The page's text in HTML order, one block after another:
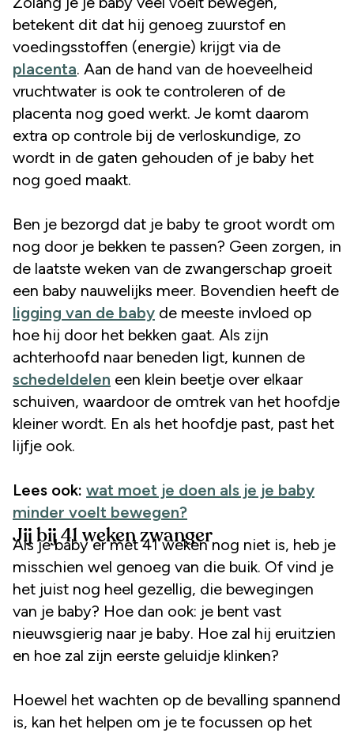
betekent dit dat hij genoeg zuurstof en
voedingsstoffen (energie) krijgt via de
placenta. Aan de hand van de hoeveelheid
vruchtwater is ook te controleren of de
placenta nog goed werkt. Je komt daarom
extra op controle bij de verloskundige, zo
wordt in de gaten gehouden of je baby het
nog goed maakt.
Ben je bezorgd dat je baby te groot wordt om
nog door je bekken te passen? Geen zorgen, in
de laatste weken van de zwangerschap groeit
een baby nauwelijks meer. Bovendien heeft de
ligging van de baby de meeste invloed op
hoe hij door het bekken gaat. Als zijn
achterhoofd naar beneden ligt, kunnen de
schedeldelen een klein beetje over elkaar
schuiven, waardoor de omtrek van het hoofdje
kleiner wordt. En als het hoofdje past, past het
lijfje ook.
Lees ook: wat moet je doen als je je baby
minder voelt bewegen?
Jij bij 41 weken zwanger
Als je baby er met 41 weken nog niet is, heb je
misschien wel genoeg van die buik. Of vind je
het juist nog heel gezellig, die bewegingen
van je baby? Hoe dan ook: je bent vast
nieuwsgierig naar je baby. Hoe zal hij eruitzien
en hoe zal zijn eerste geluidje klinken?
Hoewel het wachten op de bevalling spannend
is, kan het helpen om je te focussen op het